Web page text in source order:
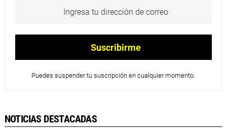
Puedes suspender tu suscripción en cualquier momento.
NOTICIAS DESTACADAS